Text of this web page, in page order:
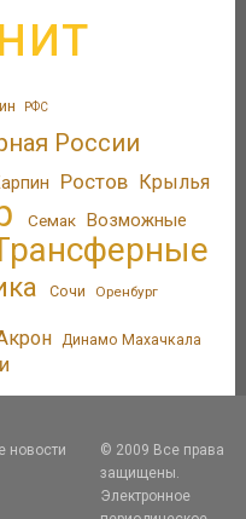
РФС
России
Ростов
Крылья
Семак Возможные
Сочи Оренбург
Динамо Махачкала
новости
© 2009 Все права
защищены.
Электронное